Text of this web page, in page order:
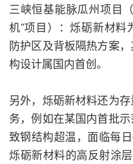
三峡恒基能脉瓜州项目
机”项目）：烁砺新材料
防护区及背板隔热方案
构设计属国内首创。
另外，烁砺新材料还为
务，例如在某国内首批
致钢结构超温，面临每
烁砺新材料的高反射涂